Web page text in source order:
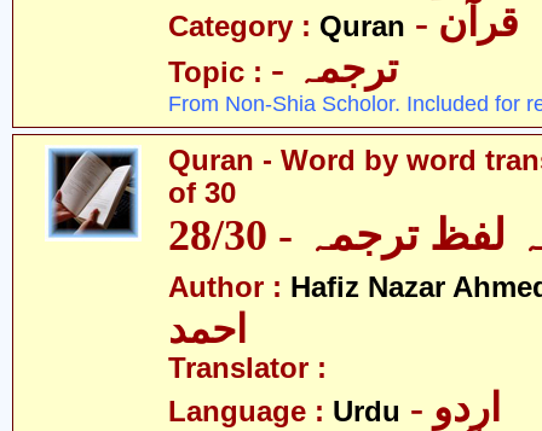
Category : Quran - قرآن
Topic : - ترجمہ
From Non-Shia Scholor. Included for
Quran - Word by word
of 30
ترجمہ - 28/30
Author : Hafiz Nazar
احمد
Translator :
Language : Urdu - اردو